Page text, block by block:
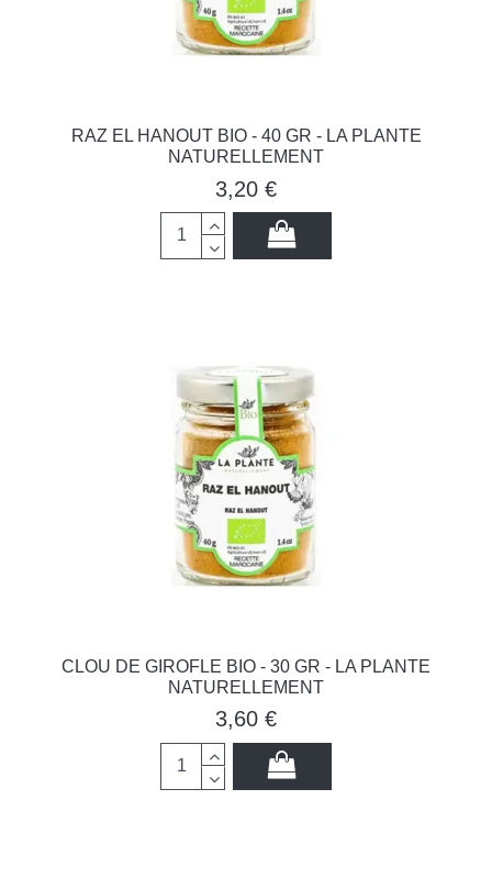
RAZ EL HANOUT BIO - 40 GR - LA PLANTE
NATURELLEMENT
3,20 €
CLOU DE GIROFLE BIO - 30 GR - LA PLANTE
NATURELLEMENT
3,60 €